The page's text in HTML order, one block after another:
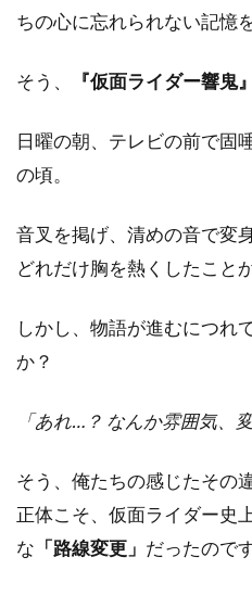
ちの心に忘れられない記憶
そう、 『仮面ライダー響鬼』
日曜の朝、テレビの前で固
の頃。
音叉を掲げ、清めの音で変
どれだけ胸を熱くしたこと
しかし、物語が進むにつれ
か？
「あれ…？ なんか雰囲気、
そう、俺たちの感じたその
正体こそ、仮面ライダー史
な 「路線変更」 だったのです